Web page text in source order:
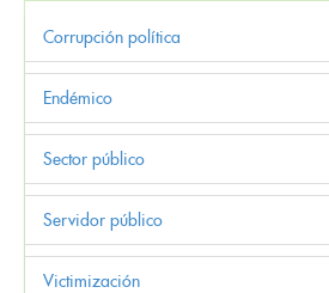
Corrupción política
Endémico
Sector público
Servidor público
Victimización